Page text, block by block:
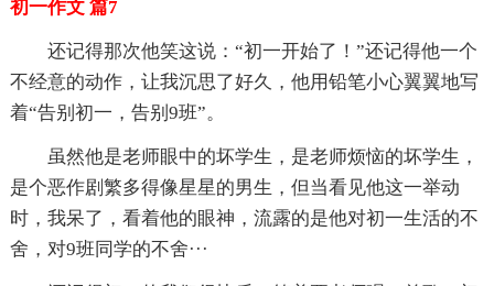
初一作文 篇7
还记得那次他笑这说：“初一开始了！”还记得他一个
不经意的动作，让我沉思了好久，他用铅笔小心翼翼地写
着“告别初一，告别9班”。
虽然他是老师眼中的坏学生，是老师烦恼的坏学生，
是个恶作剧繁多得像星星的男生，但当看见他这一举动
时，我呆了，看着他的眼神，流露的是他对初一生活的不
舍，对9班同学的不舍···